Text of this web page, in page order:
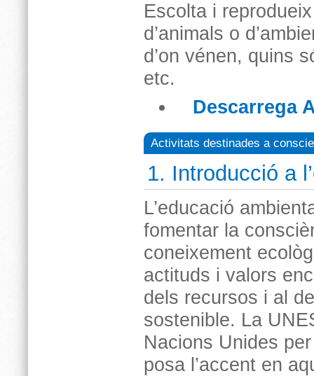
Escolta i
d’animals o
d’on vénen, quins
etc.
Descarrega
Activitats destinades a
1. Introducció a
L’educació
fomentar la
coneixement
actituds i valors
dels recursos i al
sostenible. La
Nacions Unides
posa l’accent en